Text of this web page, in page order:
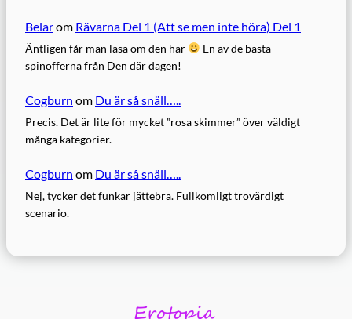
Belarom Rävarna Del 1 (Att se men inte höra) Del 1
Äntligen får man läsa om den här
En av de bästa
spinofferna från Den där dagen!
Cogburn om Du är så snäll…..
Precis. Det är lite för mycket ”rosa skimmer” över väldigt
många kategorier.
Cogburn om Du är så snäll…..
Nej, tycker det funkar jättebra. Fullkomligt trovärdigt
scenario.